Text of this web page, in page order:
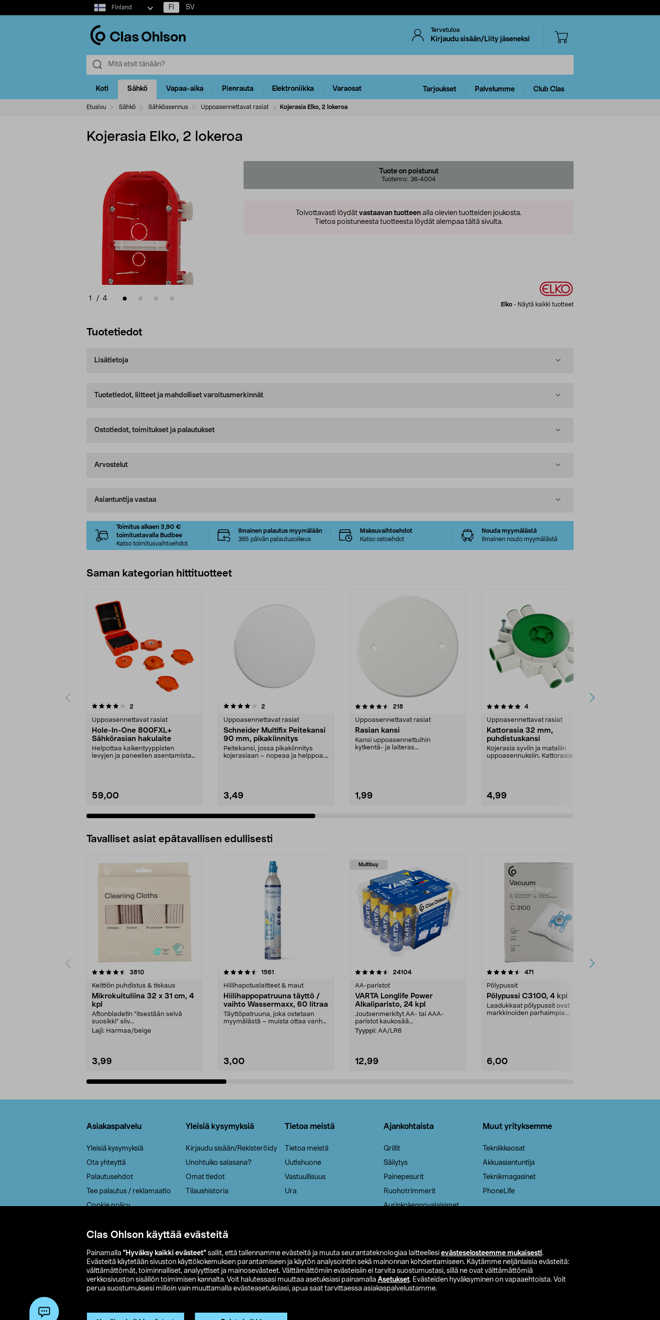
Clas Ohlson käyttää evästeitä
Painamalla ”Hyväksy kaikki evästeet” sallit, että tallennamme evästeitä ja muuta seurantateknologiaa laitteellesi evästeselosteemme mukaisesti.
Evästeitä käytetään sivuston käyttökokemuksen parantamiseen ja käytön analysointiin sekä mainonnan kohdentamiseen. Käytämme neljänlaisia evästeitä:
välttämättömät, toiminnalliset, analyyttiset ja mainosevästeet. Välttämättömiin evästeisiin ei tarvita suostumustasi, sillä ne ovat välttämättömiä
verkkosivuston sisällön toimimisen kannalta. Voit halutessasi muuttaa asetuksiasi painamalla Asetukset. Evästeiden hyväksyminen on vapaaehtoista. Voit
perua suostumuksesi milloin vain muuttamalla evästeasetuksiasi, apua saat tarvittaessa asiakaspalvelustamme.
Select
market
Finland FI SV
Tervetuloa
Kirjaudu sisään/Liity jäseneksi
Koti Sähkö Vapaa-aika Pienrauta Elektroniikka Varaosat Tarjoukset Palvelumme Club Clas
Etusivu Sähkö Sähköasennus Uppoasennettavat rasiat Kojerasia Elko, 2 lokeroa
Kojerasia Elko, 2 lokeroa
1 / 4
Tuote on poistunut
Tuotenro: 36-4004
Toivottavasti löydät vastaavan tuotteen alla olevien tuotteiden joukosta.
Tietoa poistuneesta tuotteesta löydät alempaa tältä sivulta.
Elko - Näytä kaikki tuotteet
Tuotetiedot
Lisätietoja
Tuotetiedot, liitteet ja mahdolliset varoitusmerkinnät
Ostotiedot, toimitukset ja palautukset
Arvostelut
Asiantuntija vastaa
Toimitus alkaen 3,90 €
toimitustavalla Budbee
Katso toimitusvaihtoehdot
Ilmainen palautus myymälään
365 päivän palautusoikeus
Maksuvaihtoehdot
Katso ostoehdot
Nouda myymälästä
Ilmainen nouto myymälästä
Saman kategorian hittituotteet
2
Uppoasennettavat rasiat
Hole-In-One 800FXL+
Sähkörasian hakulaite
Helpottaa kaikentyyppisten
levyjen ja paneelien asentamista
59,00
4.0 viidestä
2
Uppoasennettavat rasiat
Schneider Multifix Peitekansi
90 mm, pikakiinnitys
Peitekansi, jossa pikakiinnitys
kojerasiaan – nopeaa ja helppoa.
3,49
4.5 viidestä
218arvostelut
Uppoasennettavat rasiat
Rasian kansi
Kansi uppoasennettuihin
kytkentä- ja laiteras...
1,99
5.0 viidestä
4arvostelut
Uppoasennettavat rasiat
Kattorasia 32 mm,
puhdistuskansi
Kojerasia syviin ja mataliin
uppoasennuksiin. Kattorasia ja
4,99
0.0 viidestä
Tavalliset asiat epätavallisen edullisesti
3810arvostelut
Keittiön puhdistus & tiskaus
Mikrokuituliina 32 x 31 cm, 4
kpl
Aftonbladetin "itsestään selvä
suosikki" siiv...
Laji: Harmaa/beige
3,99
4.5viidestä
1561
Hiilihapotuslaitteet & maut
Hiilihappopatruuna täyttö /
vaihto Wassermaxx, 60 litraa
Täyttöpatruuna, joka ostetaan
myymälästä – muista ottaa vanha
3,00
Multibuy
4.5viidestä
24104arvostelut
AA-paristot
VARTA Longlife Power
Alkaliparisto, 24 kpl
Joutsenmerkityt AA- tai AAA-
paristot kaukosää...
Tyyppi: AA/LR6
12,99
4.5viidestä
471
Pölypussit
Pölypussi C3100, 4 kpl
Laadukkaat pölypussit ovat
markkinoiden parhaimpia.
6,00
4.5viidestä
Asiakaspalvelu
Yleisiä kysymyksiä
Ota yhteyttä
Palautusehdot
Tee palautus / reklamaatio
Cookie policy
Saavutettavuus
Yleisiä kysymyksiä
Kirjaudu sisään/Rekisteröidy
Unohtuiko salasana?
Omat tiedot
Tilaushistoria
Tietoa meistä
Tietoa meistä
Uutishuone
Vastuullisuus
Ura
Ajankohtaista
Grillit
Säilytys
Painepesurit
Ruohotrimmerit
Aurinkokennovalaisimet
Muut yrityksemme
Tekniikkaosat
Akkuasiantuntija
Teknikmagasinet
PhoneLife